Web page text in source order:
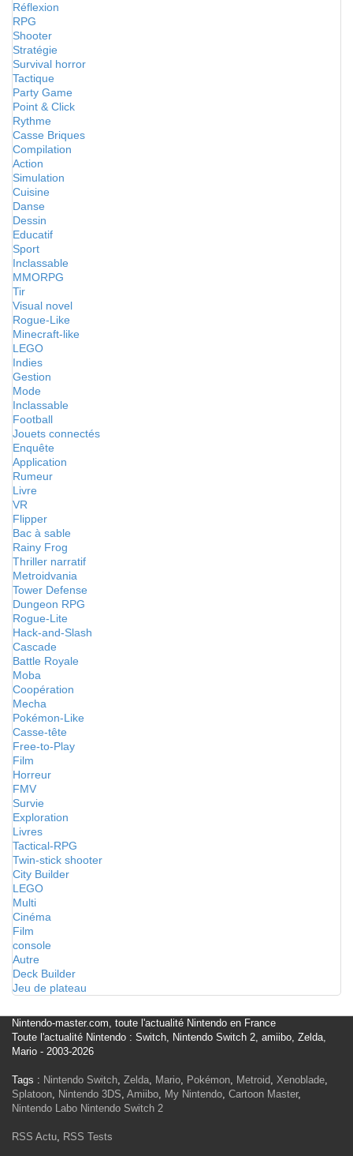
Réflexion
RPG
Shooter
Stratégie
Survival horror
Tactique
Party Game
Point & Click
Rythme
Casse Briques
Compilation
Action
Simulation
Cuisine
Danse
Dessin
Educatif
Sport
Inclassable
MMORPG
Tir
Visual novel
Rogue-Like
Minecraft-like
LEGO
Indies
Gestion
Mode
Inclassable
Football
Jouets connectés
Enquête
Application
Rumeur
Livre
VR
Flipper
Bac à sable
Rainy Frog
Thriller narratif
Metroidvania
Tower Defense
Dungeon RPG
Rogue-Lite
Hack-and-Slash
Cascade
Battle Royale
Moba
Coopération
Mecha
Pokémon-Like
Casse-tête
Free-to-Play
Film
Horreur
FMV
Survie
Exploration
Livres
Tactical-RPG
Twin-stick shooter
City Builder
LEGO
Multi
Cinéma
Film
console
Autre
Deck Builder
Jeu de plateau
Nintendo-master.com, toute l'actualité Nintendo en France
Toute l'actualité Nintendo : Switch, Nintendo Switch 2, amiibo, Zelda,
Mario - 2003-2026
Tags : Nintendo Switch, Zelda, Mario, Pokémon, Metroid, Xenoblade,
Splatoon, Nintendo 3DS, Amiibo, My Nintendo, Cartoon Master,
Nintendo Labo Nintendo Switch 2
RSS Actu, RSS Tests